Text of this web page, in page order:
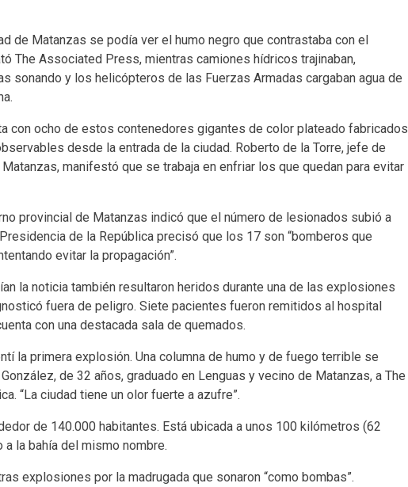
de Matanzas se podía ver el humo negro que contrastaba con el
The Associated Press, mientras camiones hídricos trajinaban,
sonando y los helicópteros de las Fuerzas Armadas cargaban agua de
con ocho de estos contenedores gigantes de color plateado fabricados
desde la entrada de la ciudad. Roberto de la Torre, jefe de
manifestó que se trabaja en enfriar los que quedan para evitar
provincial de Matanzas indicó que el número de lesionados subió a
de la República precisó que los 17 son “bomberos que
evitar la propagación”.
la noticia también resultaron heridos durante una de las explosiones
fuera de peligro. Siete pacientes fueron remitidos al hospital
con una destacada sala de quemados.
la primera explosión. Una columna de humo y de fuego terrible se
de 32 años, graduado en Lenguas y vecino de Matanzas, a The
“La ciudad tiene un olor fuerte a azufre”.
de 140.000 habitantes. Está ubicada a unos 100 kilómetros (62
la bahía del mismo nombre.
explosiones por la madrugada que sonaron “como bombas”.